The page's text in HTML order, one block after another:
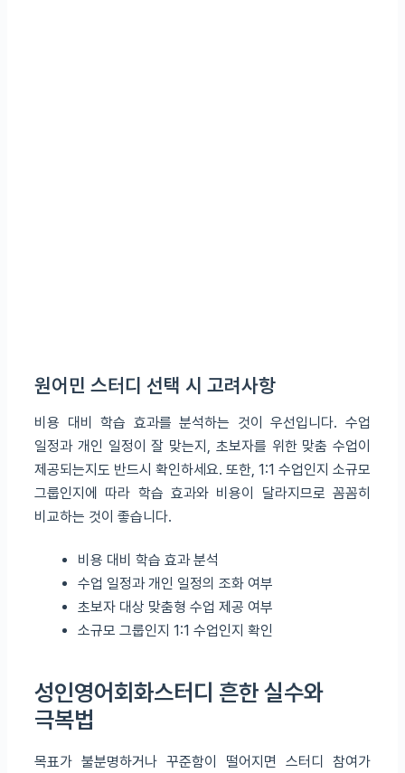
원어민 스터디 선택 시 고려사항
비용 대비 학습 효과를 분석하는 것이 우선입니다. 수업
일정과 개인 일정이 잘 맞는지, 초보자를 위한 맞춤 수업이
제공되는지도 반드시 확인하세요. 또한, 1:1 수업인지 소규모
그룹인지에 따라 학습 효과와 비용이 달라지므로 꼼꼼히
비교하는 것이 좋습니다.
비용 대비 학습 효과 분석
수업 일정과 개인 일정의 조화 여부
초보자 대상 맞춤형 수업 제공 여부
소규모 그룹인지 1:1 수업인지 확인
성인영어회화스터디 흔한 실수와
극복법
목표가 불분명하거나 꾸준함이 떨어지면 스터디 참여가